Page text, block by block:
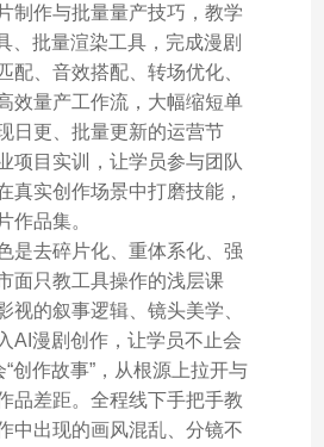
制作与批量量产技巧，教学
、批量渲染工具，完成漫剧
配、音效搭配、转场优化、
效量产工作流，大幅缩短单
日更、批量更新的运营节
项目实训，让学员参与团队
真实创作场景中打磨技能，
作品集。
是去碎片化、重体系化、强
面只教工具操作的浅层课
视的叙事逻辑、镜头美学、
AI漫剧创作，让学员不止会
“创作故事”，从根源上拉开与
品差距。全程线下手把手教
中出现的画风混乱、分镜不